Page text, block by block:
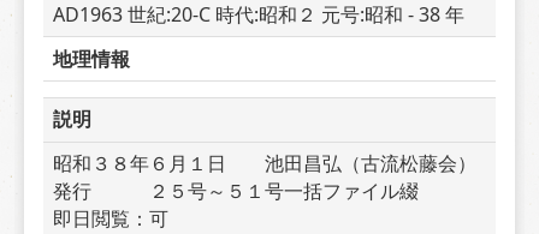
AD1963 世紀:20-C 時代:昭和２ 元号:昭和 - 38 年
地理情報
説明
昭和３８年６月１日　　池田昌弘（古流松藤会）
発行　　　２５号～５１号一括ファイル綴
即日閲覧：可